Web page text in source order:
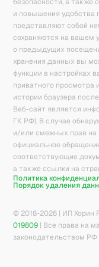
и повышения удобства
представляют собой
сохраняются на вашем
о предыдущих
хранения данных вы
функции в настройках
приватного просмотра
истории браузера
Веб-сайт является
ГК РФ). В случае
и/или смежных прав на
официальное
соответствующие
а также ссылки на
Политика
Порядок удаления
© 2018-2026 | ИП Хорин
019809 | Все права на
законодательством РФ